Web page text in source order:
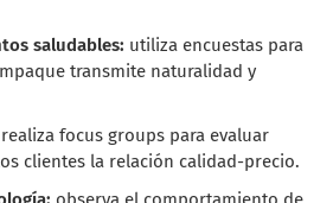
saludables: utiliza encuestas para
transmite naturalidad y
realiza focus groups para evaluar
clientes la relación calidad-precio.